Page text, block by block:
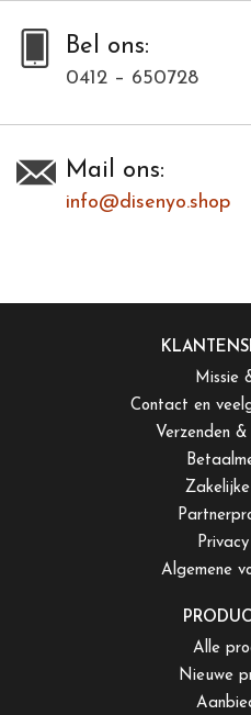
Bel ons:
0412 – 650728
Mail ons:
info@disenyo.shop
Missie
Contact en
Verzenden
Algemene
Alle
Nieuwe